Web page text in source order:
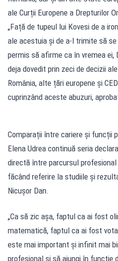
ale Curții Europene a Drepturilor
„Față de tupeul lui Kovesi de a
ale acestuia și de a-l trimite să
permis să afirme ca în vremea ei,
deja dovedit prin zeci de decizii
România, alte țări europene și
cuprinzând aceste abuzuri,
Comparații între cariere și funcții
Elena Udrea continuă seria
directă între parcursul
făcând referire la studiile și
Nicușor Dan.
„Ca să zic așa, faptul ca ai fost
matematică, faptul ca ai fost
este mai important și infinit mai
profesional și să ajungi în funcție